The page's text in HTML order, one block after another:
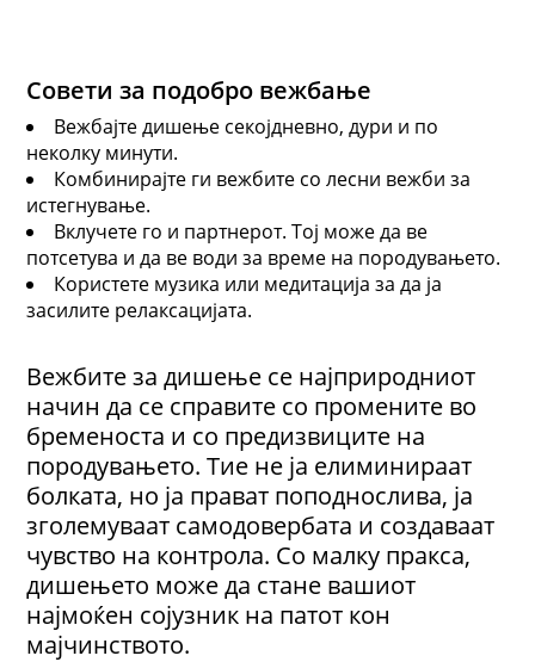
Совети за подобро вежбање
Вежбајте дишење секојдневно, дури и по
неколку минути.
Комбинирајте ги вежбите со лесни вежби за
истегнување.
Вклучете го и партнерот. Тој може да ве
потсетува и да ве води за време на породувањето.
Користете музика или медитација за да ја
засилите релаксацијата.
Вежбите за дишење се најприродниот
начин да се справите со промените во
бременоста и со предизвиците на
породувањето. Тие не ја елиминираат
болката, но ја прават поподнослива, ја
зголемуваат самодовербата и создаваат
чувство на контрола. Со малку пракса,
дишењето може да стане вашиот
најмоќен сојузник на патот кон
мајчинството.